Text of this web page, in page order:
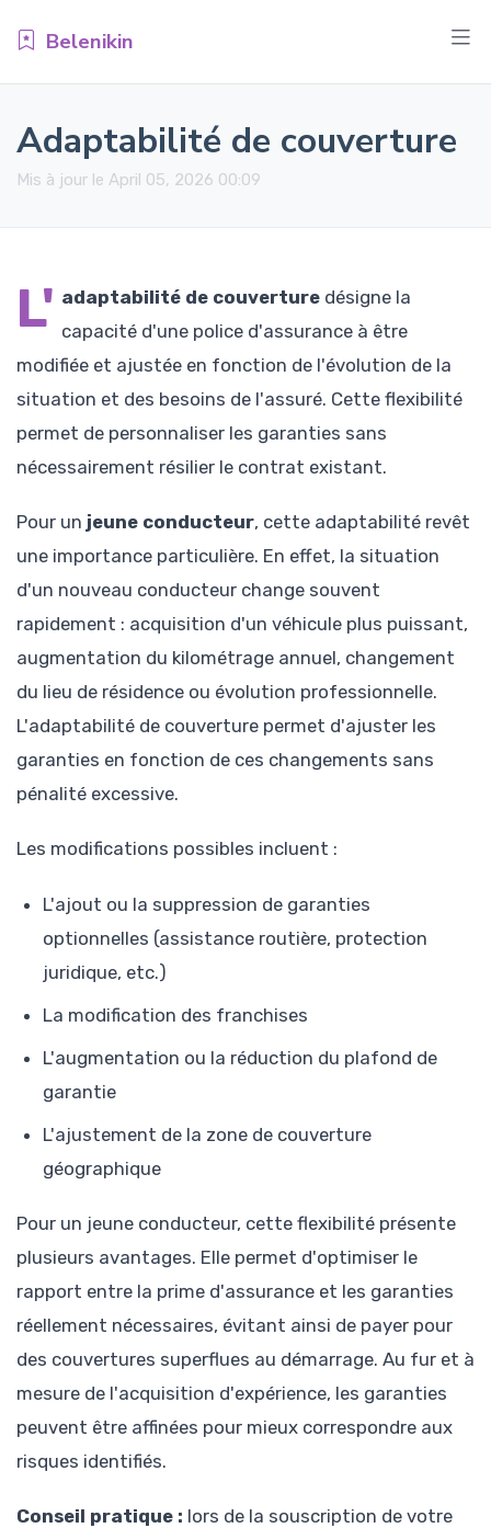
Belenikin
Adaptabilité de couverture
Mis à jour le April 05, 2026 00:09
L' adaptabilité de couverture désigne la
capacité d'une police d'assurance à être
modifiée et ajustée en fonction de l'évolution de la
situation et des besoins de l'assuré. Cette flexibilité
permet de personnaliser les garanties sans
nécessairement résilier le contrat existant.
Pour un jeune conducteur, cette adaptabilité revêt
une importance particulière. En effet, la situation
d'un nouveau conducteur change souvent
rapidement : acquisition d'un véhicule plus puissant,
augmentation du kilométrage annuel, changement
du lieu de résidence ou évolution professionnelle.
L'adaptabilité de couverture permet d'ajuster les
garanties en fonction de ces changements sans
pénalité excessive.
Les modifications possibles incluent :
L'ajout ou la suppression de garanties
optionnelles (assistance routière, protection
juridique, etc.)
La modification des franchises
L'augmentation ou la réduction du plafond de
garantie
L'ajustement de la zone de couverture
géographique
Pour un jeune conducteur, cette flexibilité présente
plusieurs avantages. Elle permet d'optimiser le
rapport entre la prime d'assurance et les garanties
réellement nécessaires, évitant ainsi de payer pour
des couvertures superflues au démarrage. Au fur et à
mesure de l'acquisition d'expérience, les garanties
peuvent être affinées pour mieux correspondre aux
risques identifiés.
Conseil pratique : lors de la souscription de votre